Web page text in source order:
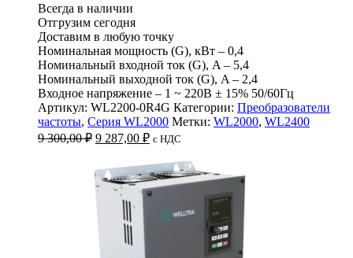
Всегда в наличии
Отгрузим сегодня
Доставим в любую точку
Номинальная мощность (G), кВт – 0,4
Номинальный входной ток (G), A – 5,4
Номинальный выходной ток (G), A – 2,4
Входное напряжение – 1 ~ 220B ± 15% 50/60Гц
Артикул: WL2200-0R4G Категории: Преобразователи
частоты, Серия WL2000 Метки: WL2000, WL2400
9 300,00₽ Первоначальная
составляла
9
300,00 ₽.
9 287,00 ₽Текущая
цена:
9
287,00 ₽.
c НДС